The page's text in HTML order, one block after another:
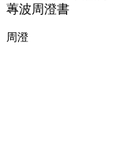
蓴波周澄書
周澄